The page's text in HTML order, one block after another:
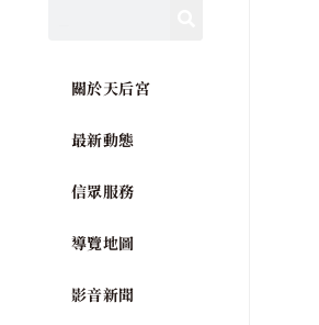
關於天后宮
最新動態
信眾服務
導覽地圖
影音新聞